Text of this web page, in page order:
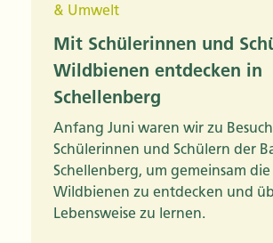
& Umwelt
Mit Schülerinnen und
Wildbienen entdecken in
Schellenberg
Anfang Juni waren wir zu
Schülerinnen und Schülern der
Schellenberg, um gemeinsam die
Wildbienen zu entdecken und
Lebensweise zu lernen.